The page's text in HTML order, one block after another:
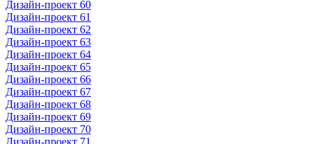
Дизайн-проект 60
Дизайн-проект 61
Дизайн-проект 62
Дизайн-проект 63
Дизайн-проект 64
Дизайн-проект 65
Дизайн-проект 66
Дизайн-проект 67
Дизайн-проект 68
Дизайн-проект 69
Дизайн-проект 70
Дизайн-проект 71